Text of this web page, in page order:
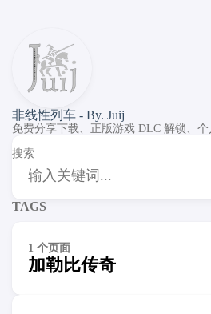
非线性列车 - By. Juij
免费分享下载、正版游戏 DLC 解锁、
搜索
TAGS
1 个页面
加勒比传奇